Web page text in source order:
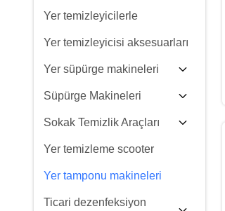
Yer temizleyicilerle
Yer temizleyicisi aksesuarları
Yer süpürge makineleri
Süpürge Makineleri
Sokak Temizlik Araçları
Yer temizleme scooter
Yer tamponu makineleri
Ticari dezenfeksiyon